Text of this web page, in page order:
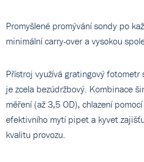
Promyšlené promývání sondy po
minimální carry-over a vysokou
Přístroj využívá gratingový
je zcela bezúdržbový. Kombinace
měření (až 3,5 OD), chlazení
efektivního mytí pipet a kyvet
kvalitu provozu.